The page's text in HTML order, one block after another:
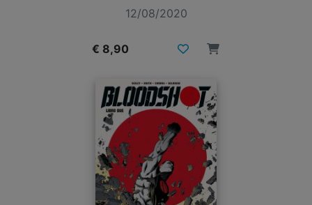
12/08/2020
€ 8,90